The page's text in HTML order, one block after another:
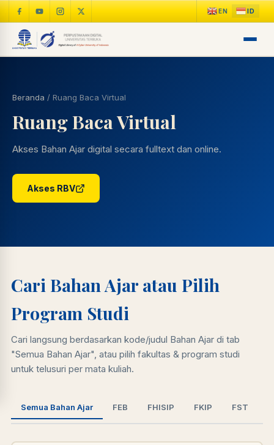
Beranda / Ruang Baca Virtual
Ruang Baca Virtual
Akses Bahan Ajar digital secara fulltext dan online.
Akses RBV
Cari Bahan Ajar atau Pilih
Program Studi
Cari langsung berdasarkan kode/judul Bahan Ajar di tab
"Semua Bahan Ajar", atau pilih fakultas & program studi
untuk telusuri per mata kuliah.
Semua Bahan Ajar FEB FHISIP FKIP FST
LIBNARA
LIBRARY NAVIGASI AKSES
Online A±